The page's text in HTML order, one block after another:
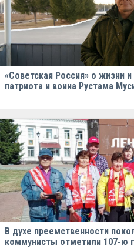
«Советская Россия» о жизни
патриота и воина Рустама
В духе преемственности
коммунисты отметили 107-ю